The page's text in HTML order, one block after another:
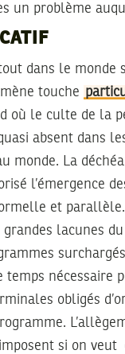
un problème
dans le monde
touche
où le culte de la
absent dans
monde. La
l’émergence
et
lacunes
temps
obligés
si on